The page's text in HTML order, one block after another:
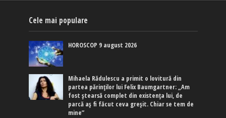
Cele mai populare
HOROSCOP 9 august 2026
Mihaela Rădulescu a primit o lovitură din
partea părinților lui Felix Baumgartner: „Am
fost ștearsă complet din existența lui, de
parcă aș fi făcut ceva greșit. Chiar se tem de
mine”